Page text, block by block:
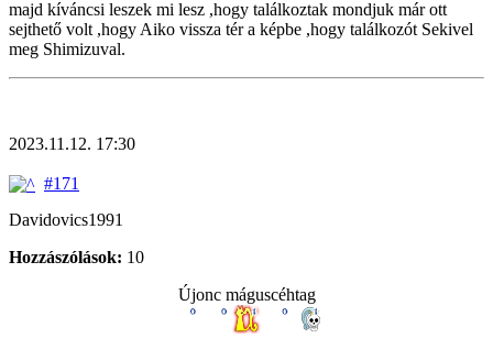
majd kíváncsi leszek mi lesz ,hogy találkoztak mondjuk már ott
sejthető volt ,hogy Aiko vissza tér a képbe ,hogy találkozót Sekivel
meg Shimizuval.
2023.11.12. 17:30
#171
Davidovics1991
Hozzászólások: 10
Újonc máguscéhtag